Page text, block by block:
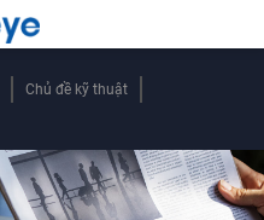
Chủ đề kỹ thuật